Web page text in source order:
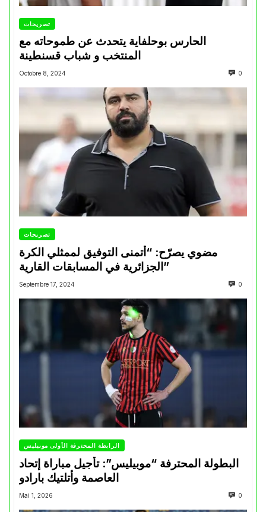
تصريحات
الحارس بوحلفاية يتحدث عن طموحاته مع
المنتخب و شباب قسنطينة
Octobre 8, 2024 0
تصريحات
مضوي يصرّح: “أتمنى التوفيق لممثلي الكرة
الجزائرية في المسابقات القارية”
Septembre 17, 2024 0
الرابطة المحترفة الأولى موبيليس
البطولة المحترفة “موبيليس”: تأجيل مباراة إتحاد
العاصمة وأتلتيك بارادو
Mai 1, 2026 0